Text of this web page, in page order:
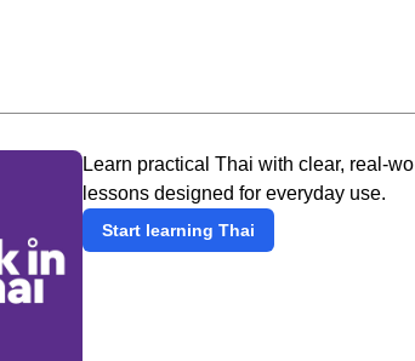
Learn practical Thai with clear, real-
lessons designed for everyday use.
Start learning Thai